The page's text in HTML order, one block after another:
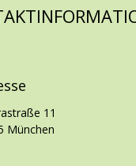
11
München